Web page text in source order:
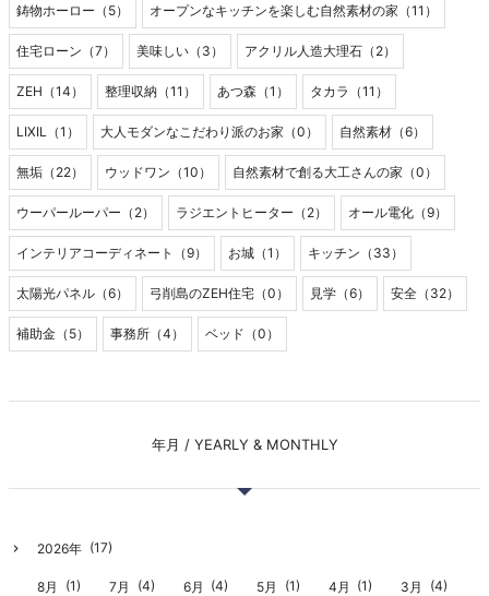
鋳物ホーロー（5） オープンなキッチンを楽しむ自然素材の家（11）
住宅ローン（7） 美味しい（3） アクリル人造大理石（2）
ZEH（14） 整理収納（11） あつ森（1） タカラ（11）
LIXIL（1） 大人モダンなこだわり派のお家（0） 自然素材（6）
無垢（22） ウッドワン（10） 自然素材で創る大工さんの家（0）
ウーパールーパー（2） ラジエントヒーター（2） オール電化（9）
インテリアコーディネート（9） お城（1） キッチン（33）
太陽光パネル（6） 弓削島のZEH住宅（0） 見学（6） 安全（32）
補助金（5） 事務所（4） ベッド（0）
年月 / YEARLY & MONTHLY
2026年 (17)
8月 (1) 7月 (4) 6月 (4) 5月 (1) 4月 (1) 3月 (4)